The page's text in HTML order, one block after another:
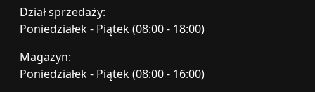
Dział sprzedaży:
Poniedziałek - Piątek (08:00 - 18:00)
Magazyn:
Poniedziałek - Piątek (08:00 - 16:00)